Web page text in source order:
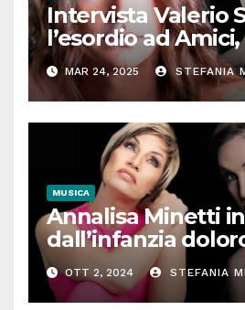
Intervista Valerio
l’esordio ad
l’incontro con
Filippi, Ora o mai
cantante senza
MAR 24, 2025 STEFANIA
MUSICA
Annalisa Minetti
dall’infanzia
successo: “Così la
sport mi hanno
OTT 2, 2024 STEFANIA